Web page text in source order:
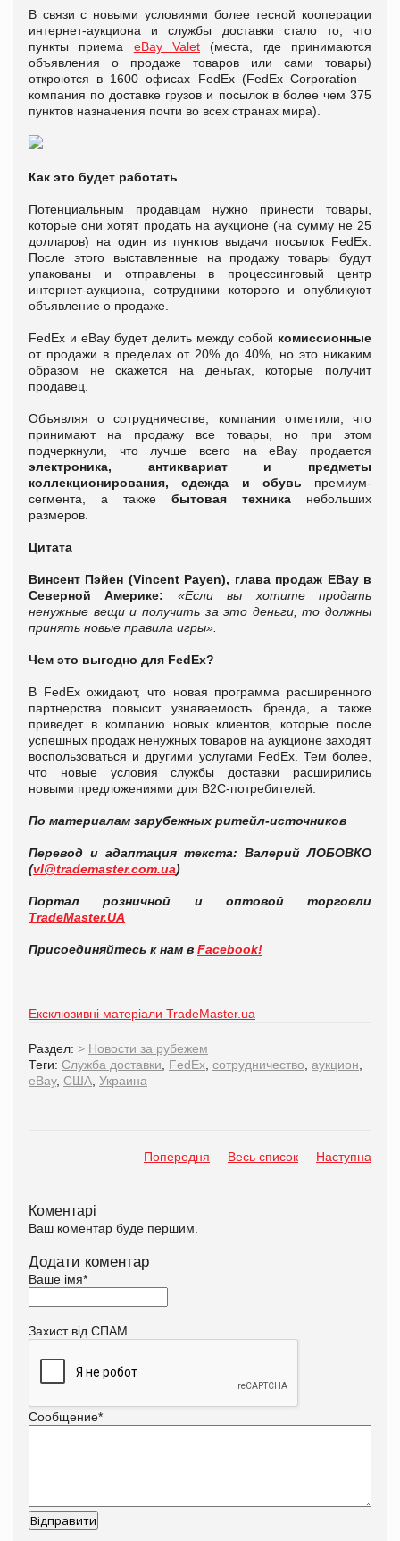
В связи с новыми условиями более тесной кооперации
интернет-аукциона и службы доставки стало то, что
пункты приема eBay Valet (места, где принимаются
объявления о продаже товаров или сами товары)
откроются в 1600 офисах FedEx (FedEx Corporation –
компания по доставке грузов и посылок в более чем 375
пунктов назначения почти во всех странах мира).
Как это будет работать
Потенциальным продавцам нужно принести товары,
которые они хотят продать на аукционе (на сумму не 25
долларов) на один из пунктов выдачи посылок FedEx.
После этого выставленные на продажу товары будут
упакованы и отправлены в процессинговый центр
интернет-аукциона, сотрудники которого и опубликуют
объявление о продаже.
FedEx и eBay будет делить между собой комиссионные
от продажи в пределах от 20% до 40%, но это никаким
образом не скажется на деньгах, которые получит
продавец.
Объявляя о сотрудничестве, компании отметили, что
принимают на продажу все товары, но при этом
подчеркнули, что лучше всего на eBay продается
электроника, антиквариат и предметы
коллекционирования, одежда и обувь премиум-
сегмента, а также бытовая техника небольших
размеров.
Цитата
Винсент Пэйен (Vincent Payen), глава продаж EBay в
Северной Америке:
«Если вы хотите продать
ненужные вещи и получить за это деньги, то должны
принять новые правила игры».
Чем это выгодно для FedEx?
В FedEx ожидают, что новая программа расширенного
партнерства повысит узнаваемость бренда, а также
приведет в компанию новых клиентов, которые после
успешных продаж ненужных товаров на аукционе заходят
воспользоваться и другими услугами FedEx. Тем более,
что новые условия службы доставки расширились
новыми предложениями для B2C-потребителей.
По материалам зарубежных ритейл-источников
Перевод и адаптация текста: Валерий ЛОБОВКО
(vl@trademaster.com.ua)
Портал розничной и оптовой торговли
TradeMaster.UA
Присоединяйтесь к нам в Facebook!
Ексклюзивні матеріали TradeMaster.ua
Раздел: > Новости за рубежем
Теги: Служба доставки FedEx сотрудничество аукцион
eBay, США Украина
Попередня Весь список Наступна
Коментарі
Ваш коментар буде першим.
Додати коментар
Ваше імя*
Захист від СПАМ
Сообщение*